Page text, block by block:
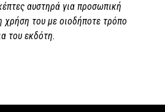
αυστηρά για προσωπική
χρήση του με οιοδήποτε τρόπο
του εκδότη.